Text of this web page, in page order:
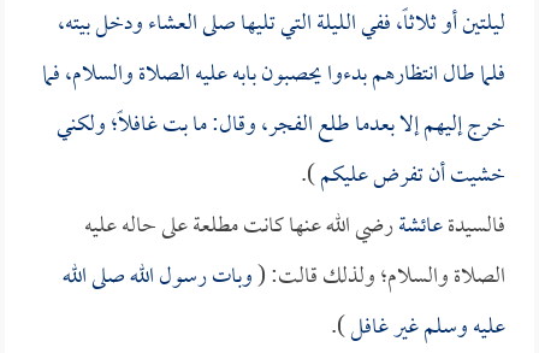
ليلتين أو ثلاثاً، ففي الليلة التي تليها صلى العشاء ودخل بيته،
فلما طال انتظارهم بدءوا يحصبون بابه عليه الصلاة والسلام، فما
خرج إليهم إلا بعدما طلع الفجر، وقال: ما بت غافلاً؛ ولكني
خشيت أن تفرض عليكم).
فالسيدةعائشةرضي الله عنها كانت مطلعة على حاله عليه
الصلاة والسلام؛ ولذلك قالت: (وبات رسول الله صلى الله
عليه وسلم غير غافل).